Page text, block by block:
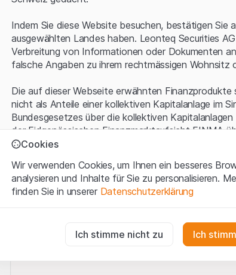
Indem Sie diese Website besuchen, bestätigen Sie
ausgewählten Landes haben. Leonteq Securities
Verbreitung von Informationen oder Dokumenten
falsche Angaben zu ihrem rechtmässigen Wohnsitz
Die auf dieser Webseite erwähnten
nicht als Anteile einer kollektiven Kapitalanlage im
Bundesgesetzes über die kollektiven
der Eidgenössischen Finanzmarktaufsicht FINMA
KAG vermittelten spezifischen Anlegerschutz.
Anwendungsbedingungen und rechtliche
Mit dem Zugriff auf diese Website der Leonteq
rechtlichen Informationen und die wichtigen
Sämtliche Immaterialgüterrechte (wie z.B.
Cookies
Wir verwenden Cookies, um Ihnen ein besseres
analysieren und Inhalte für Sie zu personalisieren.
finden Sie in unserer Datenschutzerklärung
Diese Cookies sind für die Website erforderlich und
Ich stimme nicht zu Ich